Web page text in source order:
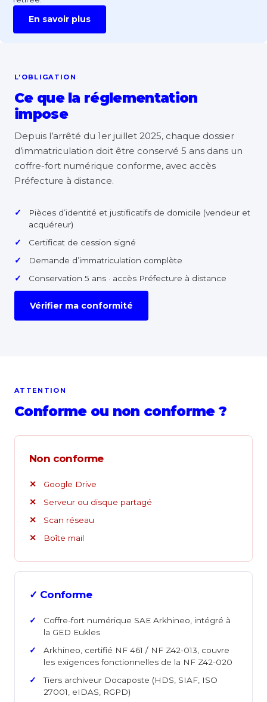
En savoir plus
L’OBLIGATION
Ce que la réglementation
impose
Depuis l’arrêté du 1er juillet 2025, chaque dossier
d’immatriculation doit être conservé 5 ans dans un
coffre-fort numérique conforme, avec accès
Préfecture à distance.
Pièces d’identité et justificatifs de domicile (vendeur et
acquéreur)
Certificat de cession signé
Demande d’immatriculation complète
Conservation 5 ans · accès Préfecture à distance
Vérifier ma conformité
ATTENTION
Conforme ou non conforme ?
Non conforme
Google Drive
Serveur ou disque partagé
Scan réseau
Boîte mail
✓ Conforme
Coffre-fort numérique SAE Arkhineo, intégré à
la GED Eukles
Arkhineo, certifié NF 461 / NF Z42-013, couvre
les exigences fonctionnelles de la NF Z42-020
Tiers archiveur Docaposte (HDS, SIAF, ISO
27001, eIDAS, RGPD)